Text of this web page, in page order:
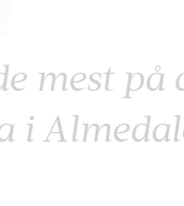
mest på
i